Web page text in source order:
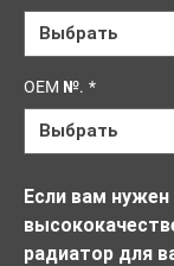
OEM №. *
Если вам нужен
радиатор для